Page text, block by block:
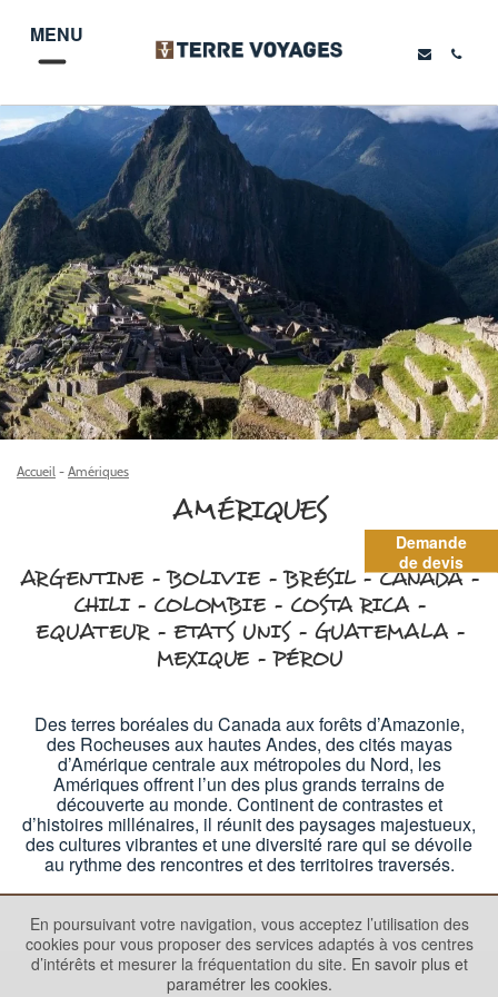
MENU
Demande
de devis
Accueil - Amériques
AMÉRIQUES
ARGENTINE - BOLIVIE - BRÉSIL - CANADA -
CHILI - COLOMBIE - COSTA RICA -
EQUATEUR - ETATS UNIS - GUATEMALA -
MEXIQUE - PÉROU
Des terres boréales du Canada aux forêts d’Amazonie,
des Rocheuses aux hautes Andes, des cités mayas
d’Amérique centrale aux métropoles du Nord, les
Amériques offrent l’un des plus grands terrains de
découverte au monde. Continent de contrastes et
d’histoires millénaires, il réunit des paysages majestueux,
des cultures vibrantes et une diversité rare qui se dévoile
au rythme des rencontres et des territoires traversés.
En poursuivant votre navigation, vous acceptez l’utilisation des
cookies pour vous proposer des services adaptés à vos centres
d’intérêts et mesurer la fréquentation du site. En savoir plus et
paramétrer les cookies.